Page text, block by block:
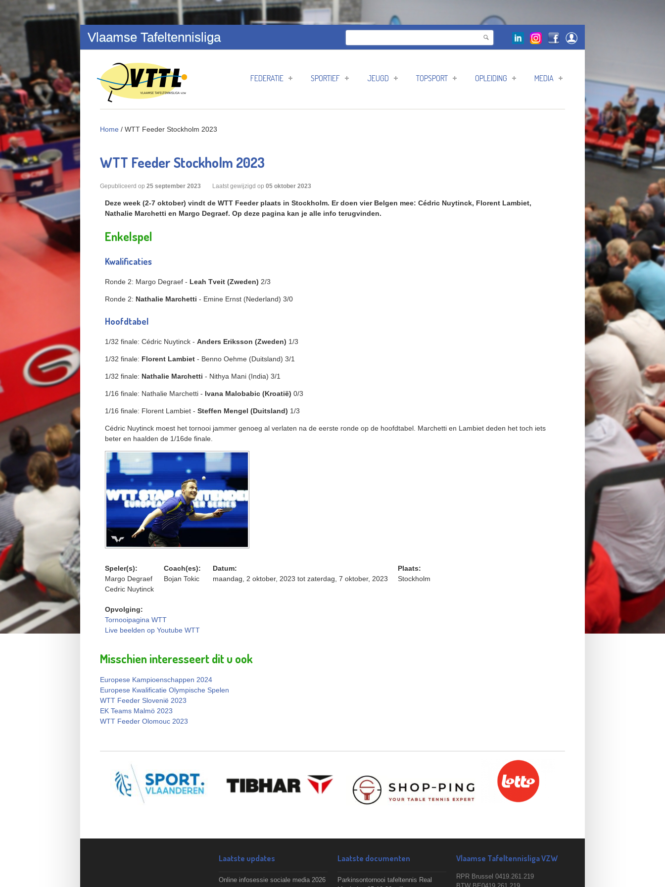
Overslaan en naar de inhoud gaan
Vlaamse Tafeltennisliga
Zoekveld
FEDERATIE SPORTIEF JEUGD TOPSPORT OPLEIDING MEDIA
Home / WTT Feeder Stockholm 2023
WTT Feeder Stockholm 2023
Gepubliceerd op 25 september 2023 Laatst gewijzigd op 05 oktober 2023
Deze week (2-7 oktober) vindt de WTT Feeder plaats in Stockholm. Er doen vier Belgen mee: Cédric Nuytinck, Florent Lambiet,
Nathalie Marchetti en Margo Degraef. Op deze pagina kan je alle info terugvinden.
Enkelspel
Kwalificaties
Ronde 2: Margo Degraef - Leah Tveit (Zweden) 2/3
Ronde 2: Nathalie Marchetti - Emine Ernst (Nederland) 3/0
Hoofdtabel
1/32 finale: Cédric Nuytinck - Anders Eriksson (Zweden) 1/3
1/32 finale: Florent Lambiet - Benno Oehme (Duitsland) 3/1
1/32 finale: Nathalie Marchetti - Nithya Mani (India) 3/1
1/16 finale: Nathalie Marchetti - Ivana Malobabic (Kroatië) 0/3
1/16 finale: Florent Lambiet - Steffen Mengel (Duitsland) 1/3
Cédric Nuytinck moest het tornooi jammer genoeg al verlaten na de eerste ronde op de hoofdtabel. Marchetti en Lambiet deden het toch iets
beter en haalden de 1/16de finale.
Speler(s):
Margo Degraef
Cedric Nuytinck
Coach(es):
Bojan Tokic
Datum:
maandag, 2 oktober, 2023 tot zaterdag, 7 oktober, 2023
Plaats:
Stockholm
Opvolging:
Tornooipagina WTT
Live beelden op Youtube WTT
Misschien interesseert dit u ook
Europese Kampioenschappen 2024
Europese Kwalificatie Olympische Spelen
WTT Feeder Slovenië 2023
EK Teams Malmö 2023
WTT Feeder Olomouc 2023
Laatste updates
Online infosessie sociale media 2026
Laatste documenten
Parkinsontornooi tafeltennis Real
Vlaamse Tafeltennisliga VZW
RPR Brussel 0419.261.219